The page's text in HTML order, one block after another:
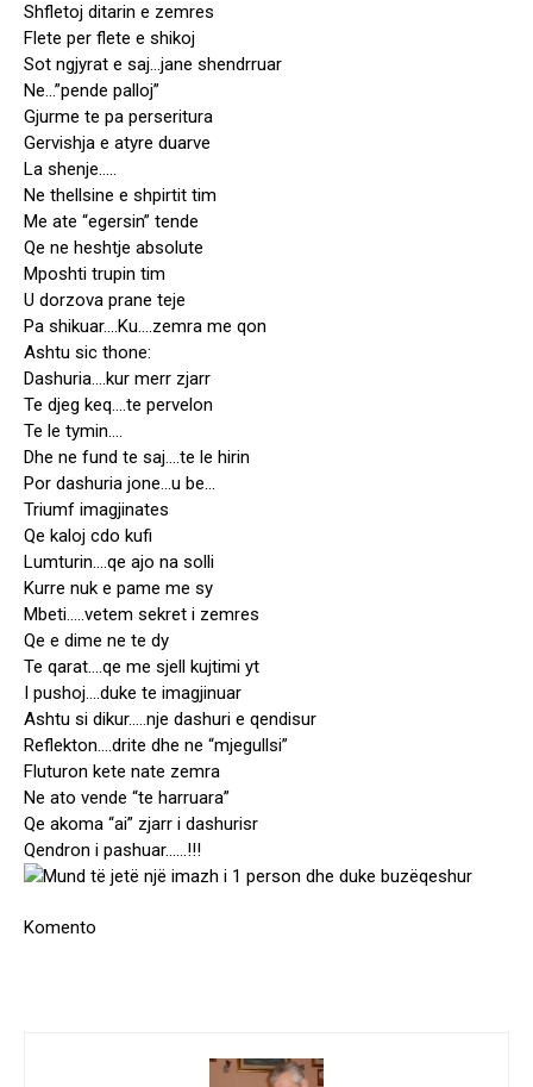
Shfletoj ditarin e zemres
Flete per flete e shikoj
Sot ngjyrat e saj…jane shendrruar
Ne…”pende palloj”
Gjurme te pa perseritura
Gervishja e atyre duarve
La shenje…..
Ne thellsine e shpirtit tim
Me ate “egersin” tende
Qe ne heshtje absolute
Mposhti trupin tim
U dorzova prane teje
Pa shikuar….Ku….zemra me qon
Ashtu sic thone:
Dashuria….kur merr zjarr
Te djeg keq….te pervelon
Te le tymin….
Dhe ne fund te saj….te le hirin
Por dashuria jone…u be…
Triumf imagjinates
Qe kaloj cdo kufi
Lumturin….qe ajo na solli
Kurre nuk e pame me sy
Mbeti…..vetem sekret i zemres
Qe e dime ne te dy
Te qarat….qe me sjell kujtimi yt
I pushoj….duke te imagjinuar
Ashtu si dikur…..nje dashuri e qendisur
Reflekton….drite dhe ne “mjegullsi”
Fluturon kete nate zemra
Ne ato vende “te harruara”
Qe akoma “ai” zjarr i dashurisr
Qendron i pashuar……!!!
Komento